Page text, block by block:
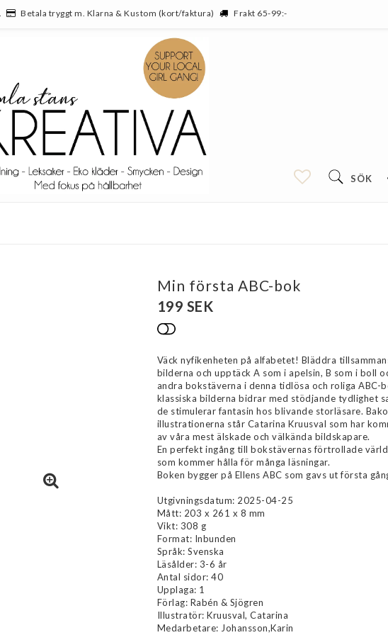
Betala tryggt m. Klarna & Kustom (kort/faktura) Frakt 65-99:-
SÖK
Min första ABC-bok
199 SEK
Lägg till i favoritlistan
Väck nyfikenheten på alfabetet! Bläddra
bilderna och upptäck A som i apelsin, B som i boll
andra bokstäverna i denna tidlösa och roliga ABC-
klassiska bilderna bidrar med stödjande tydlighet
de stimulerar fantasin hos blivande storläsare.
illustrationerna står Catarina Kruusval som har
av våra mest älskade och välkända bildskapare.
En perfekt ingång till bokstävernas förtrollade
som kommer hålla för många läsningar.
Boken bygger på Ellens ABC som gavs ut första
Utgivningsdatum: 2025-04-25
Mått: 203 x 261 x 8 mm
Vikt: 308 g
Format: Inbunden
Språk: Svenska
Läsålder: 3-6 år
Antal sidor: 40
Upplaga: 1
Förlag: Rabén & Sjögren
Illustratör: Kruusval, Catarina
Medarbetare: Johansson,Karin